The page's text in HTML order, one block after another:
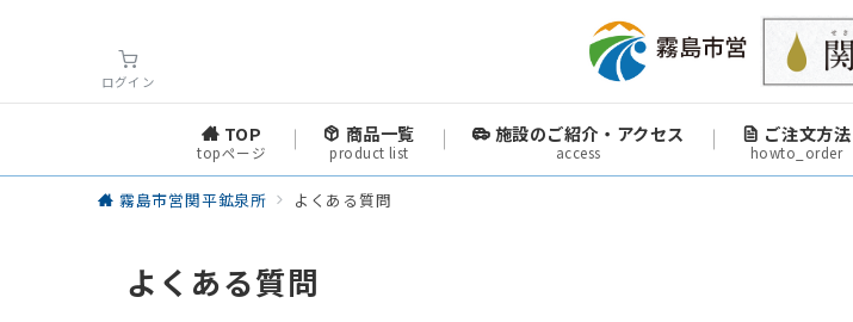
ログイン
TOP
topページ
商品一覧
product list
施設のご紹介・アクセス
access
ご注文方法
howto_order
霧島市営関平鉱泉所 よくある質問
よくある質問